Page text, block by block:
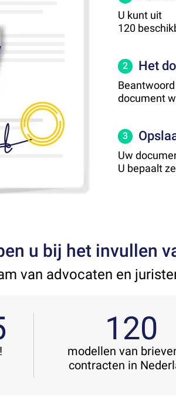
U kunt uit
120
2 Het
document
3
Uw
U bepaalt
u bij het invullen
van advocaten en
120
modellen van
contracten in